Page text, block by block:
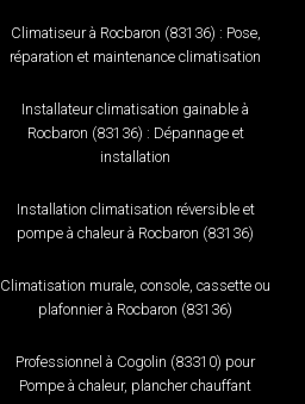
Climatiseur à Rocbaron (83136) : Pose,
réparation et maintenance climatisation
Installateur climatisation gainable à
Rocbaron (83136) : Dépannage et
installation
Installation climatisation réversible et
pompe à chaleur à Rocbaron (83136)
Climatisation murale, console, cassette ou
plafonnier à Rocbaron (83136)
Professionnel à Cogolin (83310) pour
Pompe à chaleur, plancher chauffant